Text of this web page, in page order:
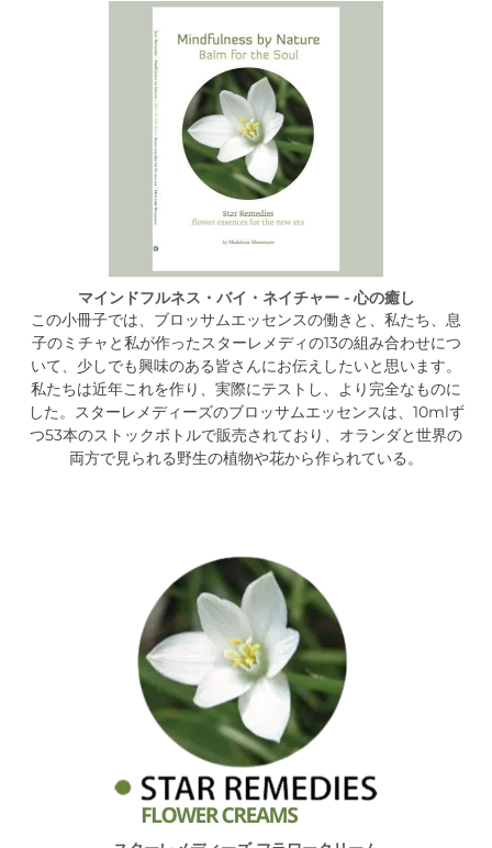
マインドフルネス・バイ・ネイチャー - 心の癒し
この小冊子では、ブロッサムエッセンスの働きと、私たち、息
子のミチャと私が作ったスターレメディの13の組み合わせにつ
いて、少しでも興味のある皆さんにお伝えしたいと思います。
私たちは近年これを作り、実際にテストし、より完全なものに
した。スターレメディーズのブロッサムエッセンスは、10mlず
つ53本のストックボトルで販売されており、オランダと世界の
両方で見られる野生の植物や花から作られている。